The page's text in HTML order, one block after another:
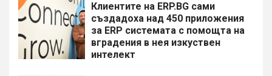
Клиентите на ERP.BG сами
създадоха над 450 приложения
за ERP системата с помощта на
вградения в нея изкуствен
интелект